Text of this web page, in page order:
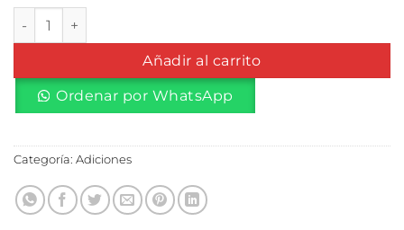
Nutella Crema De Avellanas Tarro Por 350 Grs cantidad
Añadir al carrito
Ordenar por WhatsApp
Categoría: Adiciones